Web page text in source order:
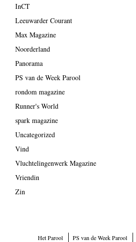
InCT
Leeuwarder Courant
Max Magazine
Noorderland
Panorama
PS van de Week Parool
rondom magazine
Runner's World
spark magazine
Uncategorized
Vind
Vluchtelingenwerk Magazine
Vriendin
Zin
Het Parool PS van de Week Parool